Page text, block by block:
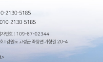
2130-5185
010-2130-5185
업자번호 : 109-87-02344
I 강원도 고성군 죽왕면 가향길 20-4
>